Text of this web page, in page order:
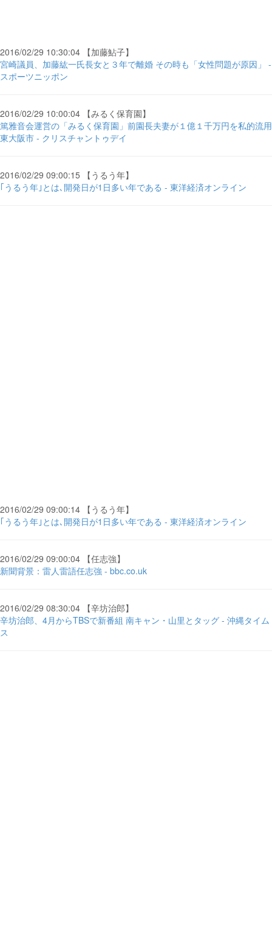
2016/02/29 10:30:04 【加藤鮎子】
宮崎議員、加藤紘一氏長女と３年で離婚 その時も「女性問題が原因」 -
スポーツニッポン
2016/02/29 10:00:04 【みるく保育園】
篤雅音会運営の「みるく保育園」前園長夫妻が１億１千万円を私的流用
東大阪市 - クリスチャントゥデイ
2016/02/29 09:00:15 【うるう年】
｢うるう年｣とは､開発日が1日多い年である - 東洋経済オンライン
2016/02/29 09:00:14 【うるう年】
｢うるう年｣とは､開発日が1日多い年である - 東洋経済オンライン
2016/02/29 09:00:04 【任志強】
新聞背景：雷人雷語任志強 - bbc.co.uk
2016/02/29 08:30:04 【辛坊治郎】
辛坊治郎、4月からTBSで新番組 南キャン・山里とタッグ - 沖縄タイム
ス